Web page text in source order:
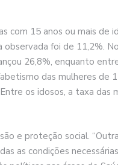
com 15 anos ou mais de
observada foi de 11,2%.
26,8%, enquanto
das mulheres de
os idosos, a taxa das
e proteção social. “Outra
as condições